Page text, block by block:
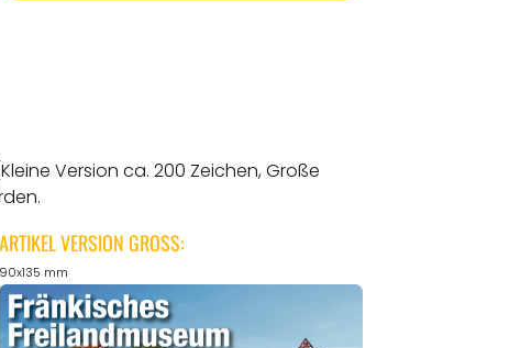
Version ca. 200 Zeichen, Große
ARTIKEL VERSION GROSS:
90x135 mm